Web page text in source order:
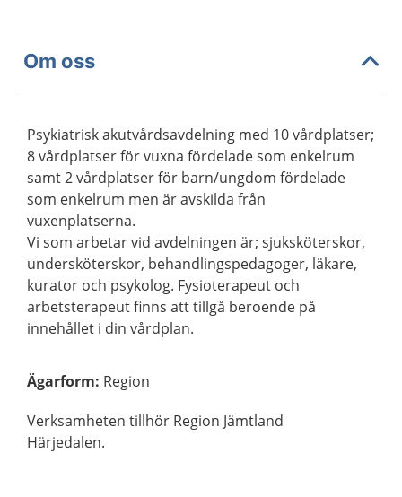
Om oss
Psykiatrisk akutvårdsavdelning med 10 vårdplatser;
8 vårdplatser för vuxna fördelade som enkelrum
samt 2 vårdplatser för barn/ungdom fördelade
som enkelrum men är avskilda från
vuxenplatserna.
Vi som arbetar vid avdelningen är; sjuksköterskor,
undersköterskor, behandlingspedagoger, läkare,
kurator och psykolog. Fysioterapeut och
arbetsterapeut finns att tillgå beroende på
innehållet i din vårdplan.
Ägarform: Region
Verksamheten tillhör Region Jämtland
Härjedalen.